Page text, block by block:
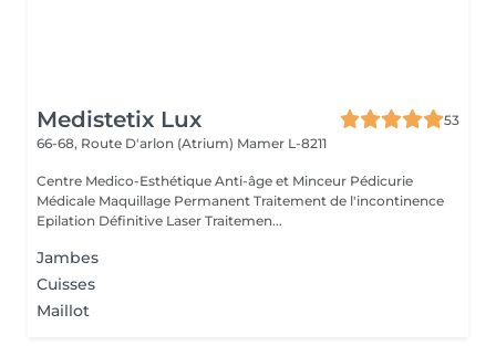
Medistetix Lux
53
66-68, Route D'arlon (Atrium) Mamer L-8211
Centre Medico-Esthétique Anti-âge et Minceur Pédicurie
Médicale Maquillage Permanent Traitement de l'incontinence
Epilation Définitive Laser Traitemen...
Jambes
Cuisses
Maillot